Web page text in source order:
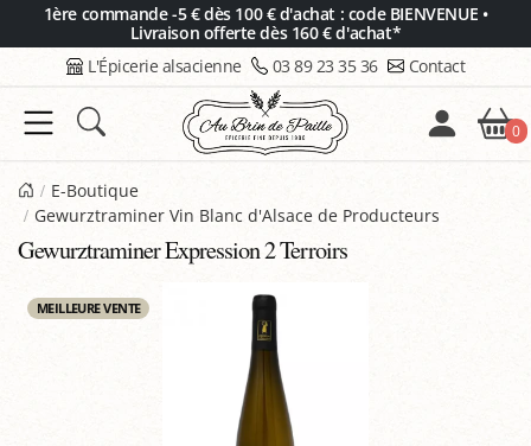
1ère commande -5 € dès 100 € d'achat : code BIENVENUE •
Livraison offerte dès 160 € d'achat*
L'Épicerie alsacienne 03 89 23 35 36 Contact
0
E-Boutique
Gewurztraminer Vin Blanc d'Alsace de Producteurs
Gewurztraminer Expression 2 Terroirs
MEILLEURE VENTE
Panneau de gestion des cookies